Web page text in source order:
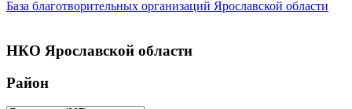
База благотворительных организаций Ярославской области
НКО Ярославской области
Район